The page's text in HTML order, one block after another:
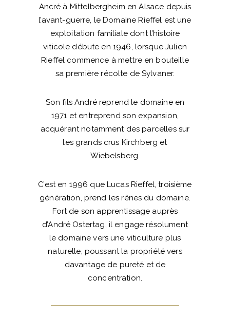
Ancré à Mittelbergheim en Alsace depuis
l’avant-guerre, le Domaine Rieffel est une
exploitation familiale dont l’histoire
viticole débute en 1946, lorsque Julien
Rieffel commence à mettre en bouteille
sa première récolte de Sylvaner.
Son fils André reprend le domaine en
1971 et entreprend son expansion,
acquérant notamment des parcelles sur
les grands crus Kirchberg et
Wiebelsberg.
C’est en 1996 que Lucas Rieffel, troisième
génération, prend les rênes du domaine.
Fort de son apprentissage auprès
d’André Ostertag, il engage résolument
le domaine vers une viticulture plus
naturelle, poussant la propriété vers
davantage de pureté et de
concentration.